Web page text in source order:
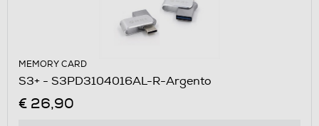
MEMORY CARD
S3+ - S3PD3104016AL-R-Argento
€ 26,90